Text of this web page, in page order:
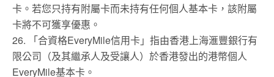
卡。若您只持有附屬卡而未持有任何個人基本卡，該附屬
卡將不可獲享優惠。
26. 「合資格EveryMile信用卡」指由香港上海滙豐銀行有
限公司（及其繼承人及受讓人）於香港發出的港幣個人
EveryMile基本卡。